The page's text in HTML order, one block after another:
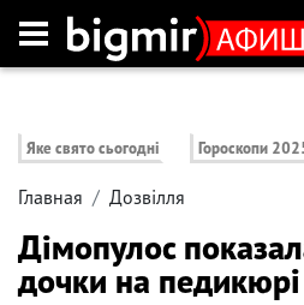
Яке свято сьогодні Гороскопи
Главная Дозвілля
Дімопулос
дочки на педикюрі